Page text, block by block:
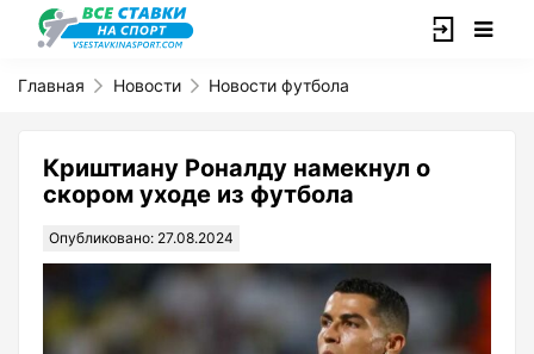
Главная Новости Новости футбола
Криштиану Роналду намекнул о
скором уходе из футбола
Опубликовано: 27.08.2024